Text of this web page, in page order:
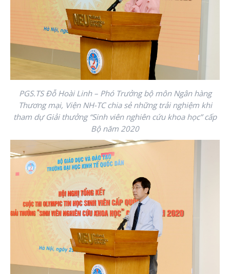
PGS.TS Đỗ Hoài Linh – Phó Trưởng bộ môn Ngân hàng
Thương mại, Viện NH-TC chia sẻ những trải nghiệm khi
tham dự Giải thưởng “Sinh viên nghiên cứu khoa học” cấp
Bộ năm 2020